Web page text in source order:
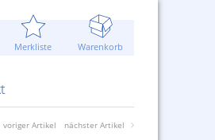
Merkliste Warenkorb
u.v.m.
voriger Artikel nächster Artikel